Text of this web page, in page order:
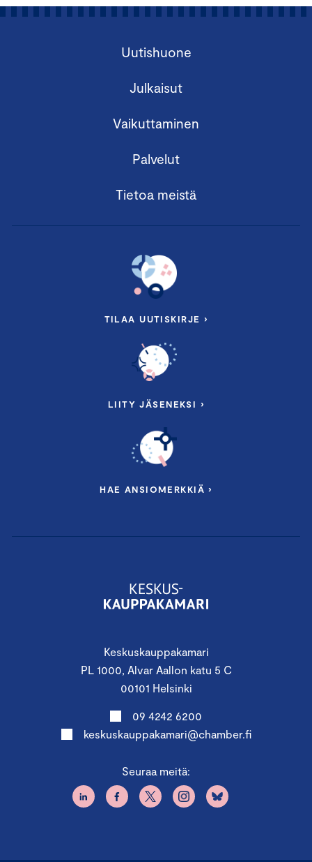
Keskuskauppakamari
PL 1000, Alvar Aallon katu 5 C
00101 Helsinki
09 4242 6200
keskuskauppakamari@chamber.fi
Seuraa meitä:
Uutishuone
Julkaisut
Vaikuttaminen
Palvelut
Tietoa meistä
TILAA UUTISKIRJE ›
LIITY JÄSENEKSI ›
HAE ANSIOMERKKIÄ ›